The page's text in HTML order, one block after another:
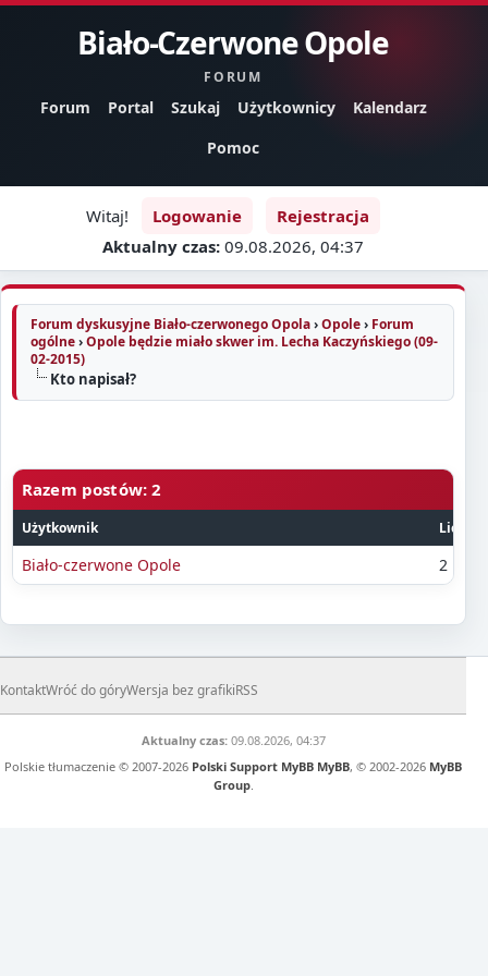
Biało-Czerwone Opole
FORUM
Forum Portal Szukaj Użytkownicy
Kalendarz
Pomoc
Witaj! Logowanie
Rejestracja
Aktualny czas: 09.08.2026, 04:37
Forum dyskusyjne Biało-czerwonego Opola›Opole› Forum
ogólne›Opole będzie miało skwer im. Lecha Kaczyńskiego (09-
02-2015)
Kto napisał?
Razem postów: 2
Użytkownik Liczba
Biało-czerwone Opole 2
KontaktWróć do góryWersja bez grafikiRSS
Aktualny czas:09.08.2026, 04:37
Polskie tłumaczenie © 2007-2026 Polski Support MyBB MyBB, © 2002-2026 MyBB
Group.